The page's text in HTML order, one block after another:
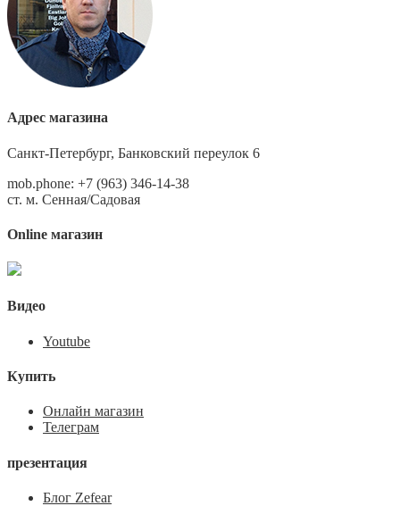
Адрес магазина
Санкт-Петербург, Банковский переулок 6
mob.phone: +7 (963) 346-14-38
ст. м. Сенная/Садовая
Online магазин
Видео
Youtube
Купить
Онлайн магазин
Телеграм
презентация
Блог Zefear